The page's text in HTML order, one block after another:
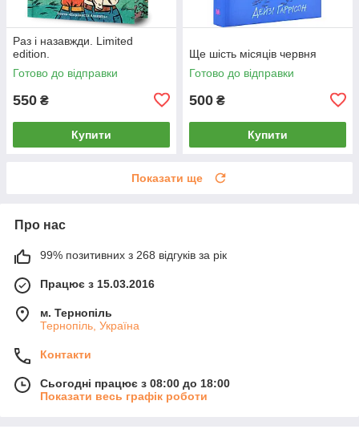
Раз і назавжди. Limited
edition.
Готово до відправки
550 ₴
Купити
Ще шість місяців червня
Готово до відправки
500 ₴
Купити
Показати ще
Про нас
99% позитивних з 268 відгуків за рік
Працює з 15.03.2016
м. Тернопіль
Тернопіль, Україна
Контакти
Сьогодні працює з 08:00 до 18:00
Показати весь графік роботи